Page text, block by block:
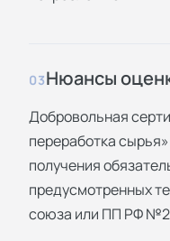
03Нюансы
Добровольная
переработка
получения
предусмотренных
союза или ПП РФ